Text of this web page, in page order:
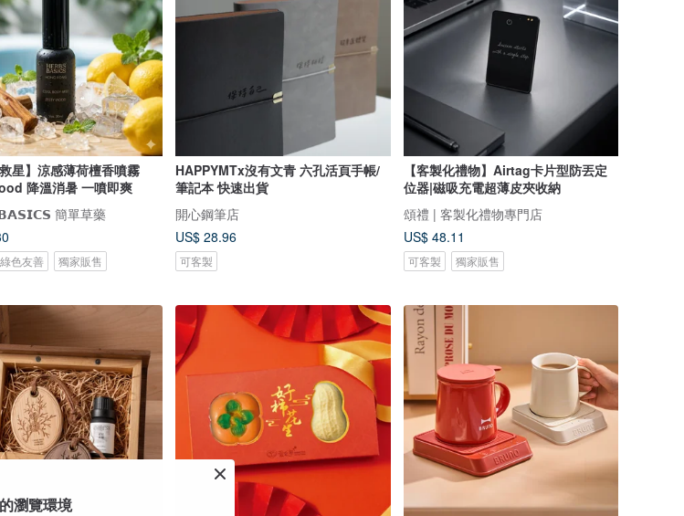
救星】涼感薄荷檀香噴霧
降溫消暑 一噴即爽
簡單草藥
綠色友善 獨家販售
HAPPYMTx沒有文青 六孔活頁手帳/
筆記本 快速出貨
開心鋼筆店
US$ 28.96
可客製
【客製化禮物】Airtag卡片型防丟定
位器|磁吸充電超薄皮夾收納
頌禮 | 客製化禮物專門店
US$ 48.11
可客製 獨家販售
瀏覽環境